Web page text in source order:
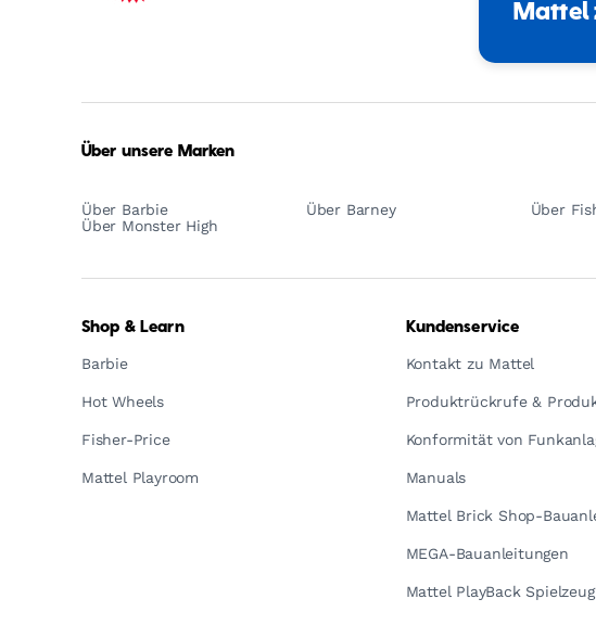
Through
Mattel
Über unsere Marken
Über Barbie Über Barney Über
Über Monster High
Shop & Learn
Barbie
Hot Wheels
Fisher-Price
Mattel Playroom
Kundenservice
Kontakt zu Mattel
Produktrückrufe &
Konformität von
Manuals
Mattel Brick Shop-
MEGA-Bauanleitungen
Mattel PlayBack